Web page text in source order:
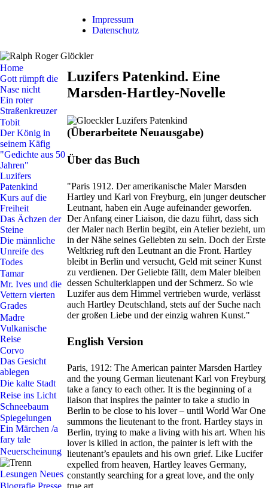
Impressum
Datenschutz
Home
Gott rümpft die
Nase nicht
Ein roter
Straßenkreuzer
Tobit
Der König in
seinem Käfig
"Gedichte aus 50
Jahren"
Luzifers
Patenkind
Kurs auf die
Freiheit
Das Ächzen der
Steine
Die männliche
Unreife des
Todes
Tamar
Mr. Ives und die
Vettern vierten
Grades
Madre
Vulkanische
Reise
Corvo
Das Gesicht
ablegen
Die kalte Stadt
Reise ins Licht
Schneebaum
Spiegelungen
Ein Märchen /a
fary tale
Neuerscheinung
Lesungen Neues
Biografie Presse
Luzifers Patenkind. Eine
Marsden-Hartley-Novelle
(Überarbeitete Neuausgabe)
Über das Buch
"Paris 1912. Der amerikanische Maler Marsden
Hartley und Karl von Freyburg, ein junger deutscher
Leutnant, haben ein Auge aufeinander geworfen.
Der Anfang einer Liaison, die dazu führt, dass sich
der Maler nach Berlin begibt, ein Atelier bezieht, um
in der Nähe seines Geliebten zu sein. Doch der Erste
Weltkrieg ruft den Leutnant an die Front. Hartley
bleibt in Berlin und versucht, Geld mit seiner Kunst
zu verdienen. Der Geliebte fällt, dem Maler bleiben
dessen Schulterklappen und der Schmerz. So wie
Luzifer aus dem Himmel vertrieben wurde, verlässt
auch Hartley Deutschland, stets auf der Suche nach
der großen Liebe und der einzig wahren Kunst."
English Version
Paris, 1912: The American painter Marsden Hartley
and the young German lieutenant Karl von Freyburg
take a fancy to each other. It is the beginning of a
liaison that inspires the painter to take a studio in
Berlin to be close to his lover – until World War One
summons the lieutenant to the front. Hartley stays in
Berlin, trying to make a living with his art. When his
lover is killed in action, the painter is left with the
lieutenant’s epaulets and his own grief. Like Lucifer
expelled from heaven, Hartley leaves Germany,
constantly searching for a great love, and the only